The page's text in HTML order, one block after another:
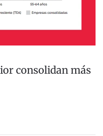
consolidan más